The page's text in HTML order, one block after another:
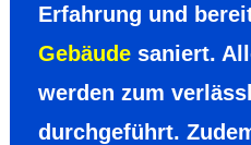
Erfah­rung und
Gebäudesaniert.
werden zum
durch­geführt.